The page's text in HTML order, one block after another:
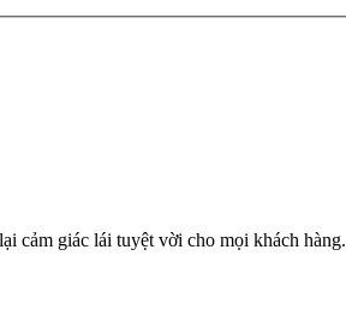
cảm giác lái tuyệt vời cho mọi khách hàng.